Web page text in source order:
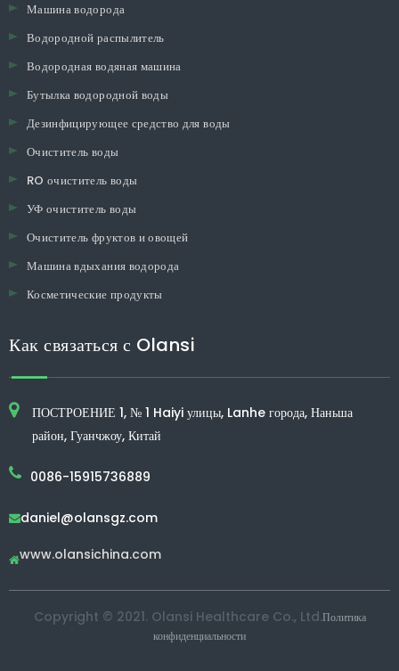
Машина водорода
Водородной распылитель
Водородная водяная машина
Бутылка водородной воды
Дезинфицирующее средство для воды
Очиститель воды
RO очиститель воды
УФ очиститель воды
Очиститель фруктов и овощей
Машина вдыхания водорода
Косметические продукты
Как связаться с Olansi
ПОСТРОЕНИЕ 1, № 1 Haiyi улицы, Lanhe города, Наньша
район, Гуанчжоу, Китай
0086-15915736889
daniel@olansgz.com
www.olansichina.com
Copyright © 2021. Olansi Healthcare Co., Ltd.Политика
конфиденциальности